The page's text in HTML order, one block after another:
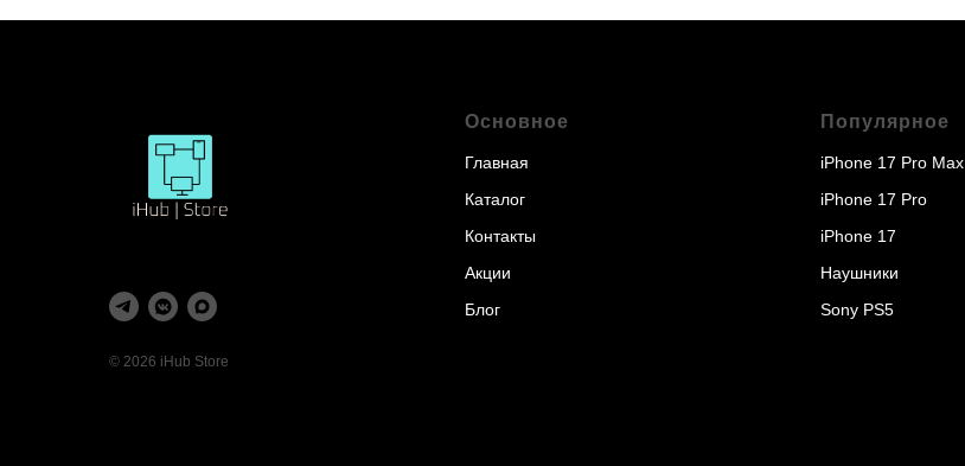
© 2026 iHub Store
Основное
Главная
Каталог
Контакты
Акции
Блог
Популярное
iPhone 17 Pro Max
iPhone 17 Pro
iPhone 17
Наушники
Sony PS5